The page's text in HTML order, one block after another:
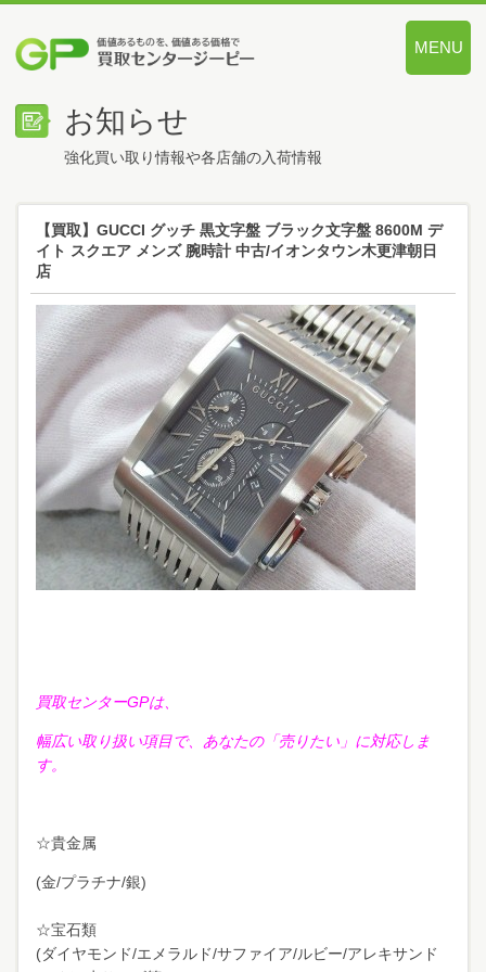
MENU
お知らせ
強化買い取り情報や各店舗の入荷情報
【買取】GUCCI グッチ 黒文字盤 ブラック文字盤 8600M デ
イト スクエア メンズ 腕時計 中古/イオンタウン木更津朝日
店
買取センターGPは、
幅広い取り扱い項目で、あなたの「売りたい」に対応しま
す。
☆貴金属
(金/プラチナ/銀)
☆宝石類
(ダイヤモンド/エメラルド/サファイア/ルビー/アレキサンド